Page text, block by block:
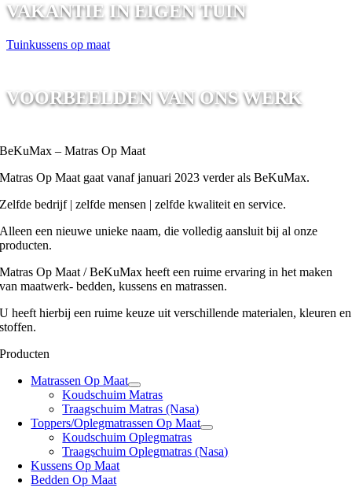
VAKANTIE IN EIGEN TUIN
Tuinkussens op maat
VOORBEELDEN VAN ONS WERK
BeKuMax – Matras Op Maat
Matras Op Maat gaat vanaf januari 2023 verder als BeKuMax.
Zelfde bedrijf | zelfde mensen | zelfde kwaliteit en service.
Alleen een nieuwe unieke naam, die volledig aansluit bij al onze
producten.
Matras Op Maat / BeKuMax heeft een ruime ervaring in het maken
van maatwerk- bedden, kussens en matrassen.
U heeft hierbij een ruime keuze uit verschillende materialen, kleuren en
stoffen.
Producten
Matrassen Op Maat
Koudschuim Matras
Traagschuim Matras (Nasa)
Toppers/Oplegmatrassen Op Maat
Koudschuim Oplegmatras
Traagschuim Oplegmatras (Nasa)
Kussens Op Maat
Bedden Op Maat